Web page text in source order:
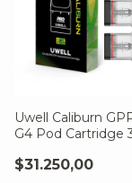
Uwell Caliburn
G4 Pod Cartridge
$31.250,00